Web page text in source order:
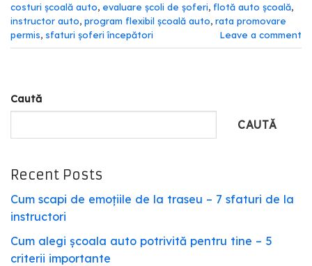
costuri școală auto, evaluare școli de șoferi​, flotă auto școală,
instructor auto, program flexibil școală auto, rata promovare
permis, sfaturi șoferi începători Leave a comment
Caută
CAUTĂ
Recent Posts
Cum scapi de emoțiile de la traseu – 7 sfaturi de la
instructori
Cum alegi școala auto potrivită pentru tine – 5
criterii importante